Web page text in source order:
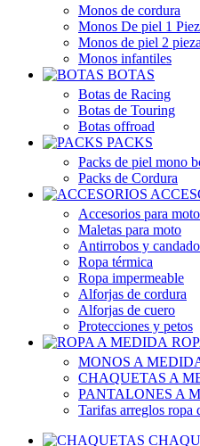
Monos de cordura
Monos De piel 1
Monos de piel 2
Monos infantiles
BOTAS
Botas de Racing
Botas de Touring
Botas offroad
PACKS
Packs de piel mono
Packs de Cordura
Accesorios para
Maletas para moto
Antirrobos y
Ropa térmica
Ropa impermeable
Alforjas de cordura
Alforjas de cuero
Protecciones y petos
MONOS A
CHAQUETAS A
PANTALONES A
Tarifas arreglos ropa